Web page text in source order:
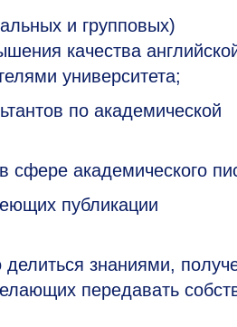
и групповых)
качества
университета;
по академической
сфере академического
публикации
знаниями,
передавать